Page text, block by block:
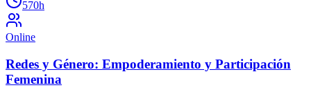
570h
Online
Redes y Género: Empoderamiento y Participación
Femenina